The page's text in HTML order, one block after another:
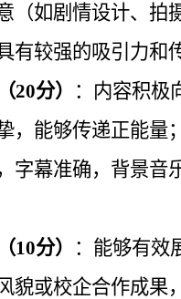
（如剧情设计、拍
有较强的吸引力和
20分）
：内容积极
，能够传递正能量
字幕准确，背景音
10分）
：能够有效
貌或校企合作成果